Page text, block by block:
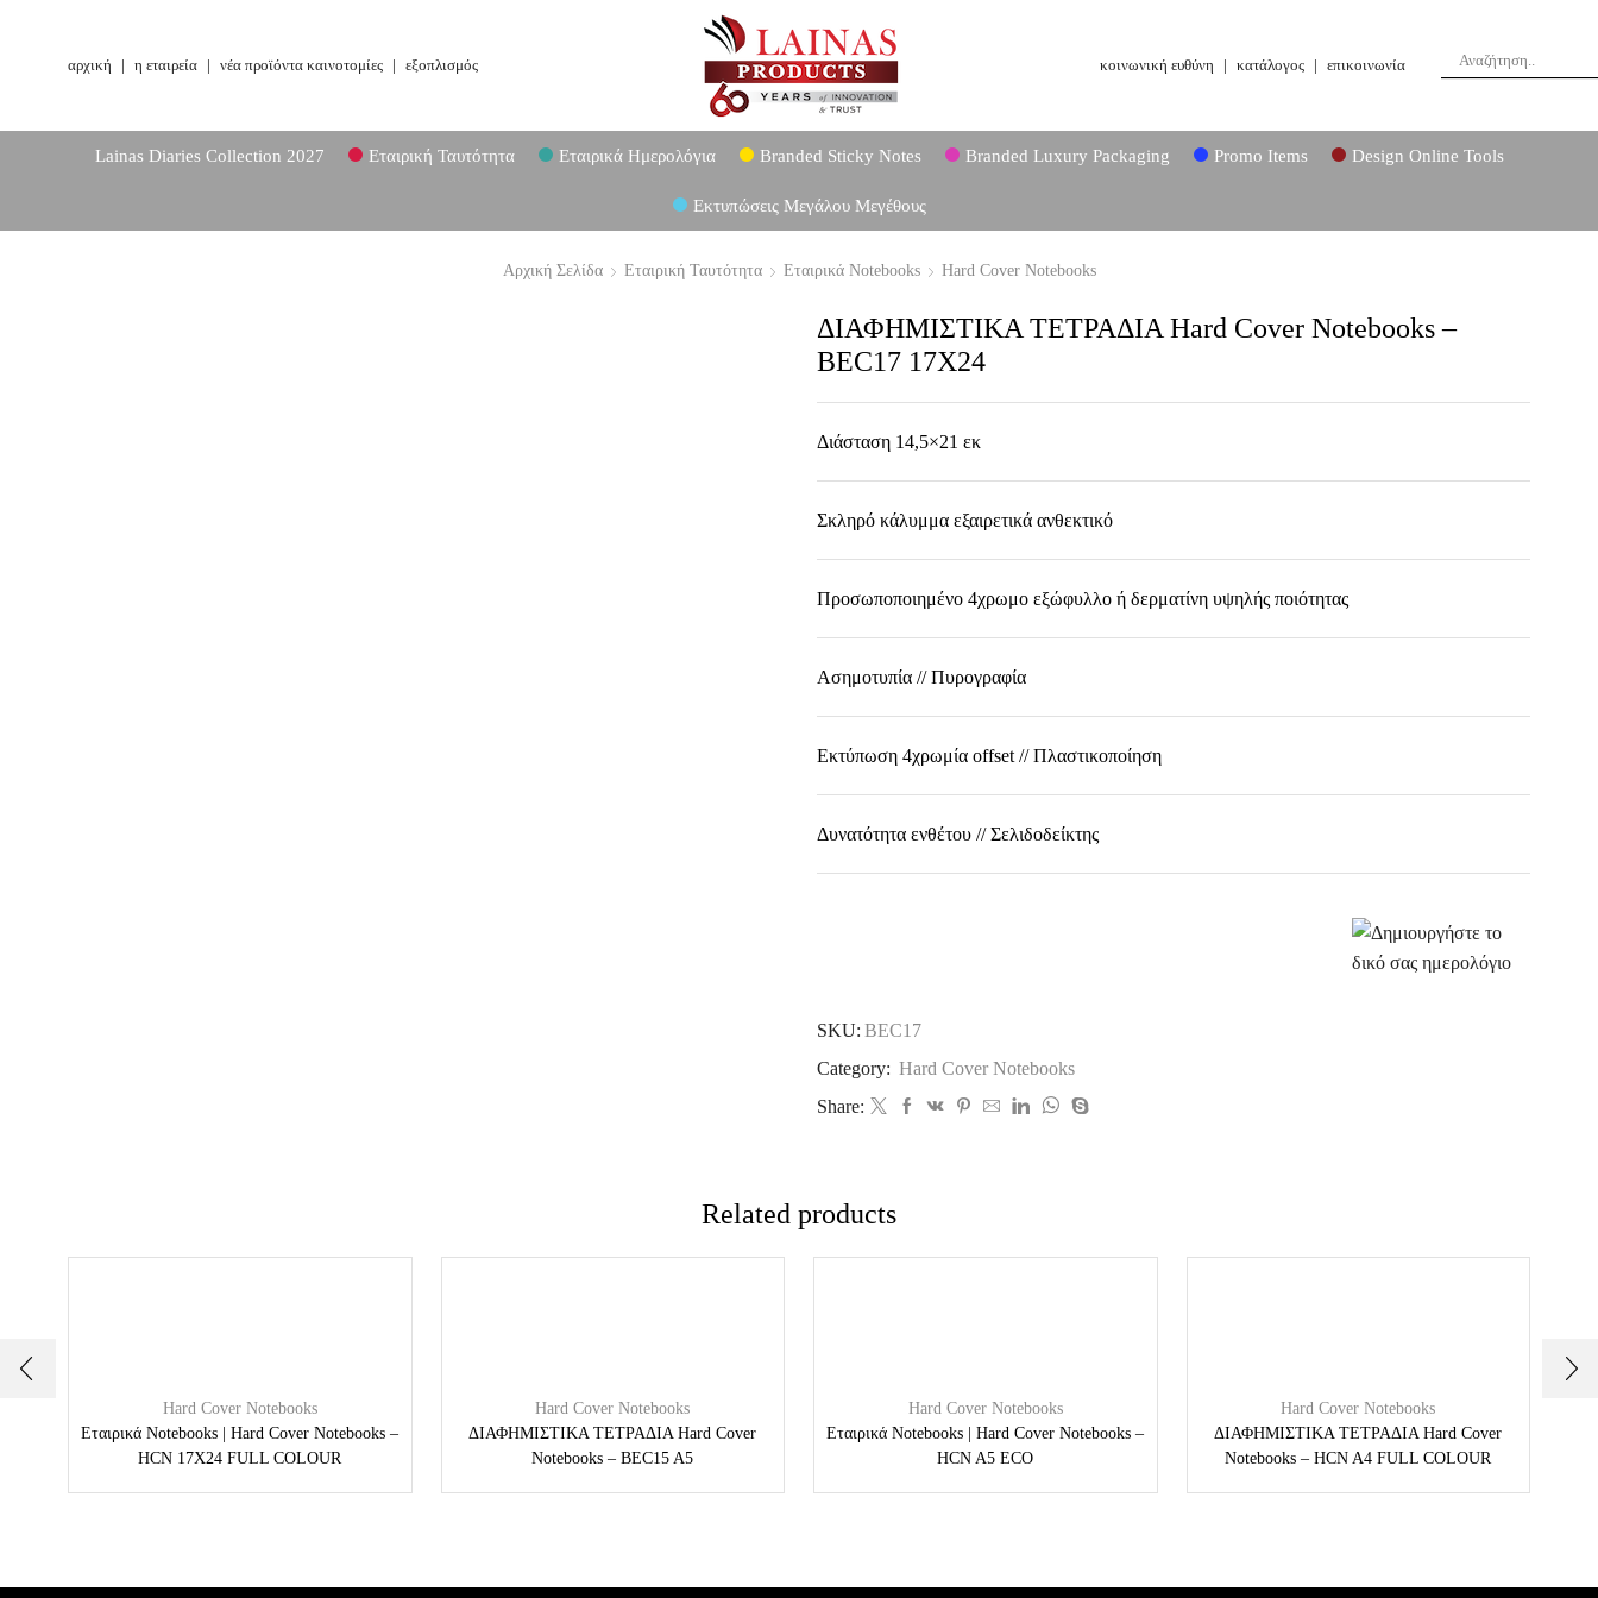
αρχική | η εταιρεία | νέα προϊόντα καινοτομίες | εξοπλισμός κοινωνική ευθύνη | κατάλογος | επικοινωνία
Lainas Diaries Collection 2027 Εταιρική Ταυτότητα Εταιρικά Ημερολόγια Branded Sticky Notes Branded Luxury Packaging Promo Items Design Online Tools
Εκτυπώσεις Μεγάλου Μεγέθους
Αρχική Σελίδα Εταιρική Ταυτότητα Εταιρικά Notebooks Hard Cover Notebooks
ΔΙΑΦΗΜΙΣΤΙΚΑ ΤΕΤΡΑΔΙΑ Hard Cover Notebooks –
BEC17 17X24
Διάσταση 14,5×21 εκ
Σκληρό κάλυμμα εξαιρετικά ανθεκτικό
Προσωποποιημένο 4χρωμο εξώφυλλο ή δερματίνη υψηλής ποιότητας
Ασημοτυπία // Πυρογραφία
Εκτύπωση 4χρωμία οffset // Πλαστικοποίηση
Δυνατότητα ενθέτου // Σελιδοδείκτης
SKU: BEC17
Category: Hard Cover Notebooks
Share:
Related products
Hard Cover Notebooks
Εταιρικά Notebooks | Hard Cover Notebooks –
HCN 17X24 FULL COLOUR
Hard Cover Notebooks
ΔΙΑΦΗΜΙΣΤΙΚΑ ΤΕΤΡΑΔΙΑ Hard Cover
Notebooks – BEC15 A5
Hard Cover Notebooks
Εταιρικά Notebooks | Hard Cover Notebooks –
HCN A5 ECO
Hard Cover Notebooks
ΔΙΑΦΗΜΙΣΤΙΚΑ ΤΕΤΡΑΔΙΑ Hard Cover
Notebooks – HCN A4 FULL COLOUR